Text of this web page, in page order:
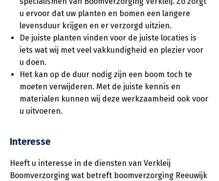
u ervoor dat uw planten en bomen een langere
levensduur krijgen en er verzorgd uitzien.
De juiste planten vinden voor de juiste locaties is
iets wat wij met veel vakkundigheid en plezier voor
u doen.
Het kan op de duur nodig zijn een boom toch te
moeten verwijderen. Met de juiste kennis en
materialen kunnen wij deze werkzaamheid ook voor
u uitvoeren.
Interesse
Heeft u interesse in de diensten van Verkleij
Boomverzorging wat betreft boomverzorging Reeuwijk